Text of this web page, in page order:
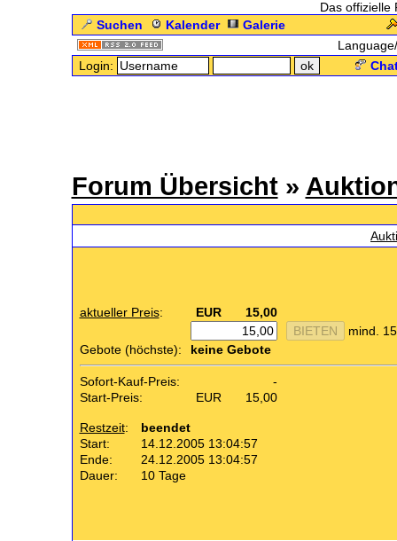
Das offizielle
Suchen
Kalender
Galerie
Login:
Forum Übersicht»
aktueller Preis: EUR
15,00
mind.
Gebote (höchste):
keine Gebote
Sofort-Kauf-Preis:
-
Start-Preis:
EUR 15,00
Restzeit:
beendet
Start:
14.12.2005 13:04:57
Ende:
24.12.2005 13:04:57
Dauer:
10 Tage